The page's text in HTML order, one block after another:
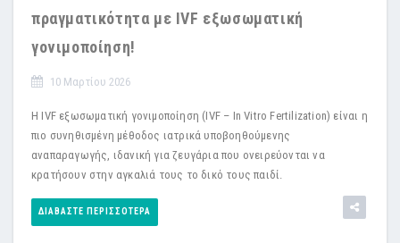
πραγματικότητα με IVF εξωσωματική
γονιμοποίηση!
10 Μαρτίου 2026
Η IVF εξωσωματική γονιμοποίηση (IVF – In Vitro Fertilization) είναι η
πιο συνηθισμένη μέθοδος ιατρικά υποβοηθούμενης
αναπαραγωγής, ιδανική για ζευγάρια που ονειρεύονται να
κρατήσουν στην αγκαλιά τους το δικό τους παιδί.
ΔΙΑΒΆΣΤΕ ΠΕΡΙΣΣΌΤΕΡΑ